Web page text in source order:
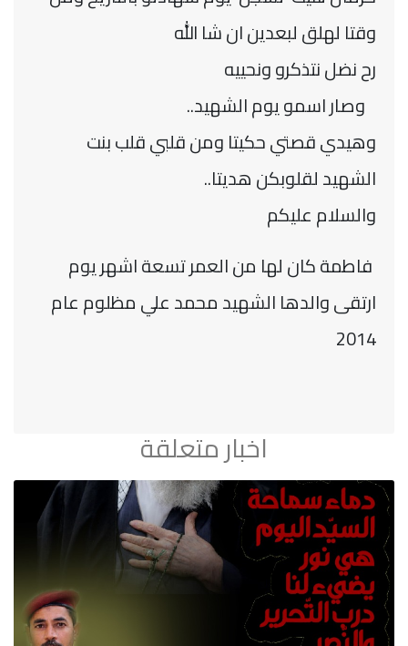
وقتا لهلق لبعدين ان شا الله
رح نضل نتذكرو ونحييه
وصار اسمو يوم الشهيد..
وهيدي قصتي حكيتا ومن قلبي قلب بنت
الشهيد لقلوبكن هديتا..
والسلام عليكم
فاطمة كان لها من العمر تسعة اشهر يوم
ارتقى والدها الشهيد محمد علي مظلوم عام
2014
اخبار متعلقة